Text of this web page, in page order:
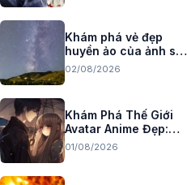
Khám phá vẻ đẹp
huyền ảo của ảnh sao
băng trên bầu trời
02/08/2026
Khám Phá Thế Giới
Avatar Anime Đẹp:
Tuyển Tập Hình Nền
01/08/2026